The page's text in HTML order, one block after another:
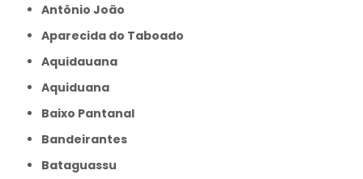
Antônio João
Aparecida do Taboado
Aquidauana
Aquiduana
Baixo Pantanal
Bandeirantes
Bataguassu